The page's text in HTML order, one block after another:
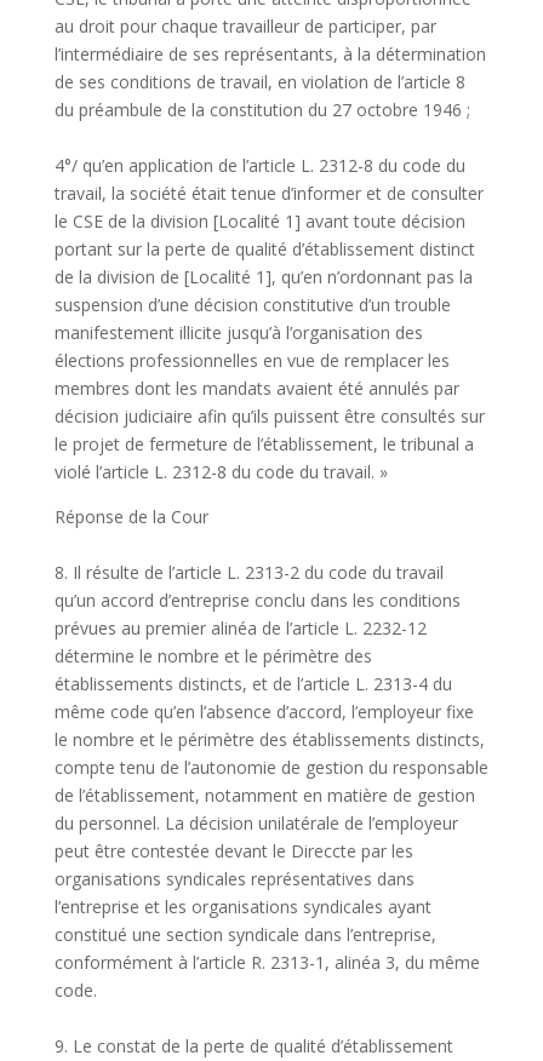
au droit pour chaque travailleur de participer, par
l’intermédiaire de ses représentants, à la détermination
de ses conditions de travail, en violation de l’article 8
du préambule de la constitution du 27 octobre 1946 ;
4°/ qu’en application de l’article L. 2312-8 du code du
travail, la société était tenue d’informer et de consulter
le CSE de la division [Localité 1] avant toute décision
portant sur la perte de qualité d’établissement distinct
de la division de [Localité 1], qu’en n’ordonnant pas la
suspension d’une décision constitutive d’un trouble
manifestement illicite jusqu’à l’organisation des
élections professionnelles en vue de remplacer les
membres dont les mandats avaient été annulés par
décision judiciaire afin qu’ils puissent être consultés sur
le projet de fermeture de l’établissement, le tribunal a
violé l’article L. 2312-8 du code du travail. »
Réponse de la Cour
8. Il résulte de l’article L. 2313-2 du code du travail
qu’un accord d’entreprise conclu dans les conditions
prévues au premier alinéa de l’article L. 2232-12
détermine le nombre et le périmètre des
établissements distincts, et de l’article L. 2313-4 du
même code qu’en l’absence d’accord, l’employeur fixe
le nombre et le périmètre des établissements distincts,
compte tenu de l’autonomie de gestion du responsable
de l’établissement, notamment en matière de gestion
du personnel. La décision unilatérale de l’employeur
peut être contestée devant le Direccte par les
organisations syndicales représentatives dans
l’entreprise et les organisations syndicales ayant
constitué une section syndicale dans l’entreprise,
conformément à l’article R. 2313-1, alinéa 3, du même
code.
9. Le constat de la perte de qualité d’établissement